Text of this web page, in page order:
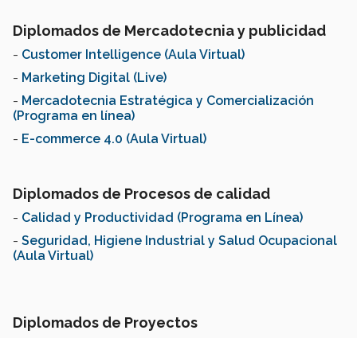
Diplomados de Mercadotecnia y publicidad
- Customer Intelligence (Aula Virtual)
- Marketing Digital (Live)
- Mercadotecnia Estratégica y Comercialización
(Programa en línea)
- E-commerce 4.0 (Aula Virtual)
Diplomados de Procesos de calidad
- Calidad y Productividad (Programa en Línea)
- Seguridad, Higiene Industrial y Salud Ocupacional
(Aula Virtual)
Diplomados de Proyectos